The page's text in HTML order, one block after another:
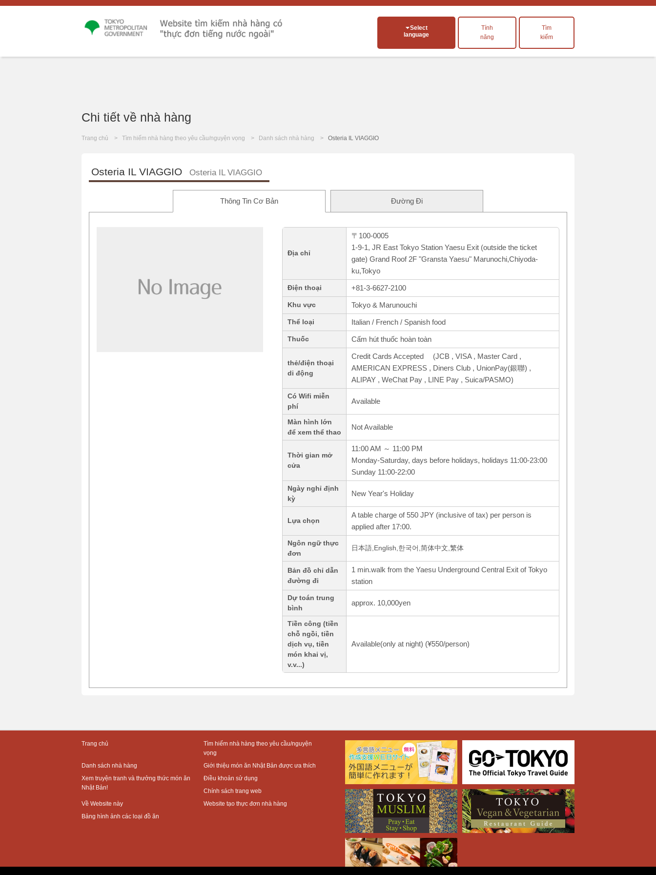
Select
language
Tính
năng
Tìm
kiếm
Chi tiết về nhà hàng
Trang chủ Tìm hiếm nhà hàng theo yêu cầu/nguyện vọng Danh sách nhà hàng Osteria IL VIAGGIO
Osteria IL VIAGGIO Osteria IL VIAGGIO
Thông Tin Cơ Bản Đường Đi
Địa chỉ
〒100-0005
1-9-1, JR East Tokyo Station Yaesu Exit (outside the ticket
gate) Grand Roof 2F "Gransta Yaesu" Marunochi,Chiyoda-
ku,Tokyo
Điện thoại +81-3-6627-2100
Khu vực Tokyo & Marunouchi
Thể loại Italian / French / Spanish food
Thuốc Cấm hút thuốc hoàn toàn
thẻ/điện thoại
di động
Credit Cards Accepted (JCB , VISA , Master Card ,
AMERICAN EXPRESS , Diners Club , UnionPay(銀聯) ,
ALIPAY , WeChat Pay , LINE Pay , Suica/PASMO)
Có Wifi miễn
phí
Available
Màn hình lớn
để xem thể thao
Not Available
Thời gian mở
cửa
11:00 AM ～ 11:00 PM
Monday-Saturday, days before holidays, holidays 11:00-23:00
Sunday 11:00-22:00
Ngày nghỉ định
kỳ
New Year's Holiday
Lựa chọn
A table charge of 550 JPY (inclusive of tax) per person is
applied after 17:00.
Ngôn ngữ thực
đơn
日本語,English,한국어,简体中文,繁体
Bản đồ chỉ dẫn
đường đi
1 min.walk from the Yaesu Underground Central Exit of Tokyo
station
Dự toán trung
bình
approx. 10,000yen
Tiền công (tiền
chỗ ngồi, tiền
dịch vụ, tiền
món khai vị,
v.v...)
Available(only at night) (¥550/person)
Trang chủ
Tìm hiếm nhà hàng theo yêu cầu/nguyện
vọng
Danh sách nhà hàng
Giới thiệu món ăn Nhật Bản được ưa thích
Xem truyện tranh và thưởng thức món ăn
Nhật Bản!
Điều khoản sử dụng
Chính sách trang web
Về Website này
Website tạo thực đơn nhà hàng
Bảng hình ảnh các loại đồ ăn